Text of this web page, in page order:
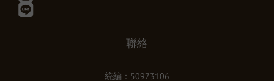
聯絡
統編：50973106